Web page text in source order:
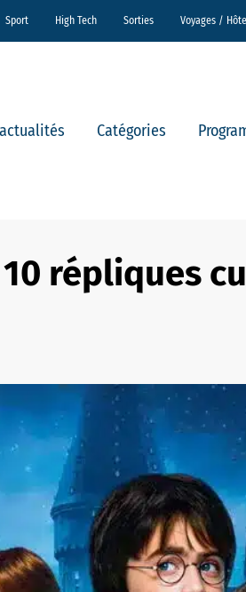
Sport High Tech Sorties Voyages /
Catégories
10 répliques